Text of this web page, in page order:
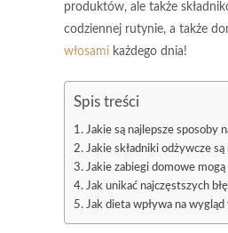
produktów, ale także
codziennej rutynie, a także
włosami każdego dnia!
Spis treści
Jakie są najlepsze sposoby
Jakie składniki odżywcze
Jakie zabiegi domowe
Jak unikać najczęstszych
Jak dieta wpływa na wygląd